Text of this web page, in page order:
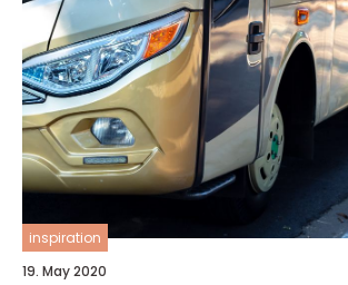
inspiration
19. May 2020